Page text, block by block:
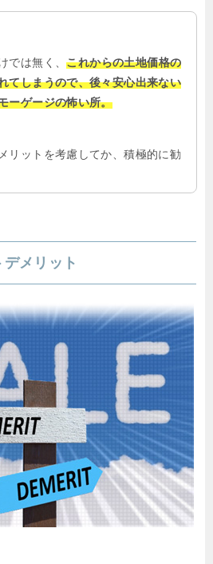
では無く、これからの土地価格の
てしまうので、後々安心出来ない
ーゲージの怖い所。
リットを考慮してか、積極的に勧
メリット